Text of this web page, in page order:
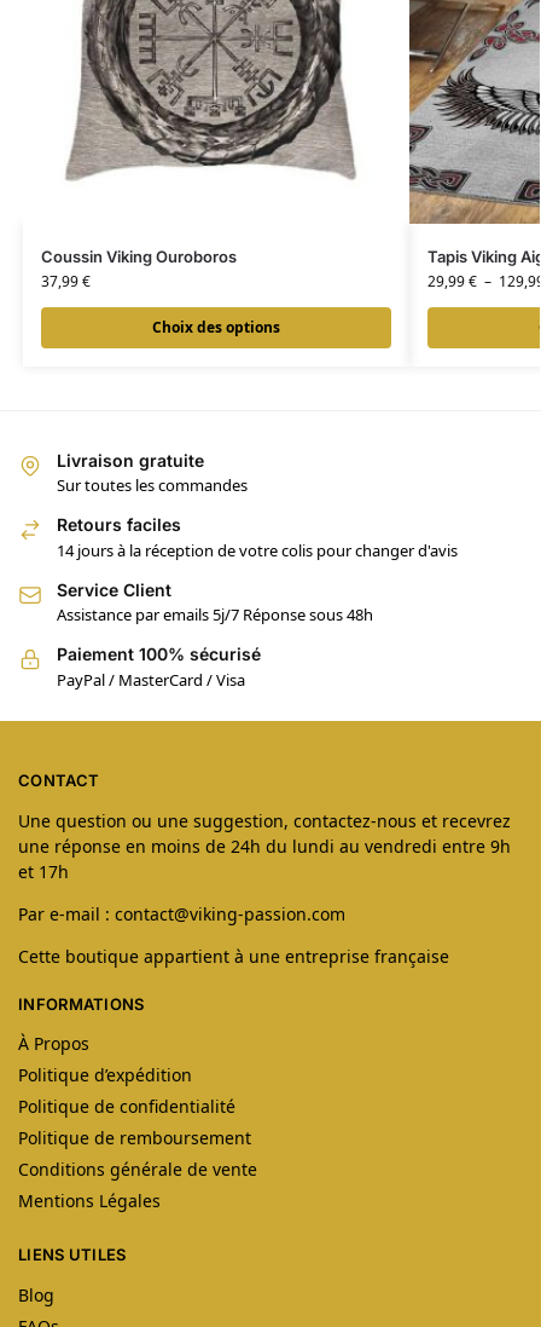
Coussin Viking Ouroboros
37,99€
Choix des options
Tapis Viking
29,99€ –
Livraison gratuite
Sur toutes les commandes
Retours faciles
14 jours à la réception de votre colis pour changer d'avis
Service Client
Assistance par emails 5j/7 Réponse sous 48h
Paiement 100% sécurisé
PayPal / MasterCard / Visa
CONTACT
Une question ou une suggestion, contactez-nous et recevrez
une réponse en moins de 24h du lundi au vendredi entre 9h
et 17h
Par e-mail : contact@viking-passion.com
Cette boutique appartient à une entreprise française
INFORMATIONS
À Propos
Politique d’expédition
Politique de confidentialité
Politique de remboursement
Conditions générale de vente
Mentions Légales
LIENS UTILES
Blog